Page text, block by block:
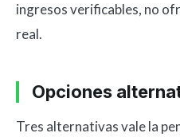
ingresos verificables, no
real.
Opciones
Tres alternativas vale la